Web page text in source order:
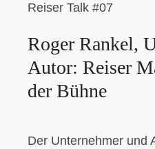
Reiser Talk #07
Roger Rankel,
Autor: Reiser
der Bühne
Der Unternehmer und